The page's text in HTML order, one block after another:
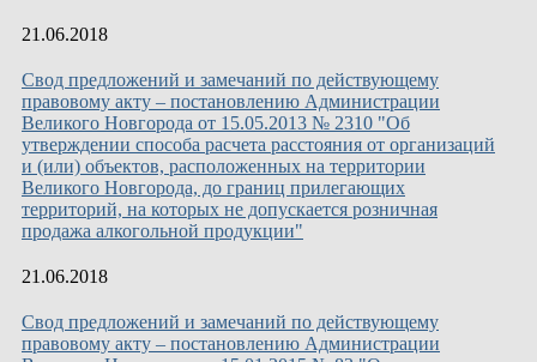
21.06.2018
Свод предложений и замечаний по действующему
правовому акту – постановлению Администрации
Великого Новгорода от 15.05.2013 № 2310 "Об
утверждении способа расчета расстояния от организаций
и (или) объектов, расположенных на территории
Великого Новгорода, до границ прилегающих
территорий, на которых не допускается розничная
продажа алкогольной продукции"
21.06.2018
Свод предложений и замечаний по действующему
правовому акту – постановлению Администрации